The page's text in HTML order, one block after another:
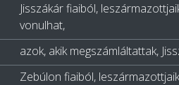
Jisszákár fiaiból,
vonulhat,
azok, akik megszámláltattak,
Zebúlon fiaiból,